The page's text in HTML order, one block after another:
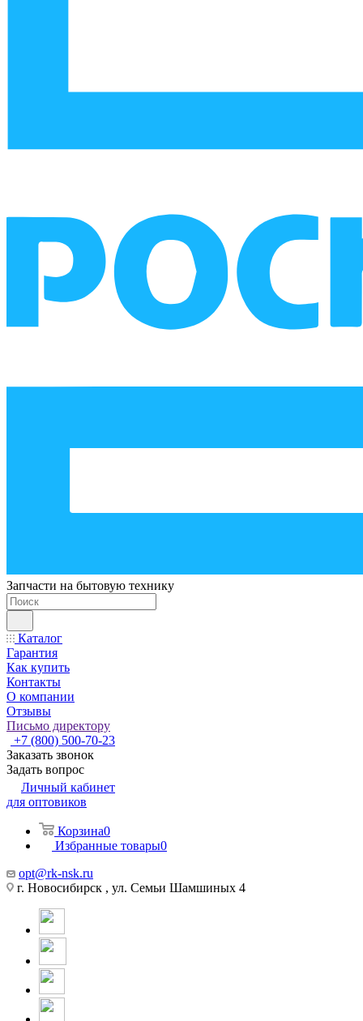
Запчасти на бытовую технику
Каталог
Гарантия
Как купить
Контакты
О компании
Отзывы
Письмо директору
+7 (800) 500-70-23
Заказать звонок
Задать вопрос
Личный кабинет
для оптовиков
Корзина0
Избранные товары0
opt@rk-nsk.ru
г. Новосибирск , ул. Семьи Шамшиных 4